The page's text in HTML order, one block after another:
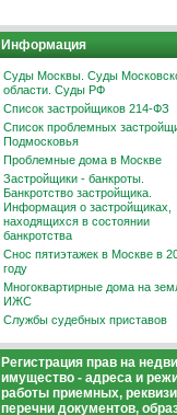
Информация
Суды Москвы. Суды
области. Суды РФ
Список застройщиков 214-ФЗ
Список проблемных
Подмосковья
Проблемные дома в Москве
Застройщики - банкроты.
Банкротство застройщика.
Информация о застройщиках,
находящихся в состоянии
банкротства
Снос пятиэтажек в Москве в
году
Многоквартирные дома на
ИЖС
Службы судебных приставов
Регистрация прав на
имущество - адреса и
работы приемных,
перечни документов,